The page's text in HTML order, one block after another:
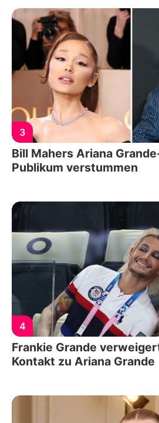
3
Bill Mahers Ariana
Publikum verstummen
4
Frankie Grande
Kontakt zu Ariana Grande